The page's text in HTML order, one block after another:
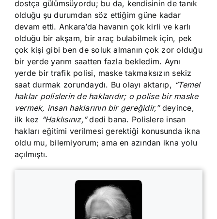
dostça gülümsüyordu; bu da, kendisinin de tanık
olduğu şu durumdan söz ettiğim güne kadar
devam etti. Ankara’da havanın çok kirli ve karlı
olduğu bir akşam, bir araç bulabilmek için, pek
çok kişi gibi ben de soluk almanın çok zor olduğu
bir yerde yarım saatten fazla bekledim. Aynı
yerde bir trafik polisi, maske takmaksızın sekiz
saat durmak zorundaydı. Bu olayı aktarıp, “Temel
haklar polislerin de haklarıdır; o polise bir maske
vermek, insan haklarının bir gereğidir,”deyince,
ilk kez “Haklısınız,”dedi bana. Polislere insan
hakları eğitimi verilmesi gerektiği konusunda ikna
oldu mu, bilemiyorum; ama en azından ikna yolu
açılmıştı.